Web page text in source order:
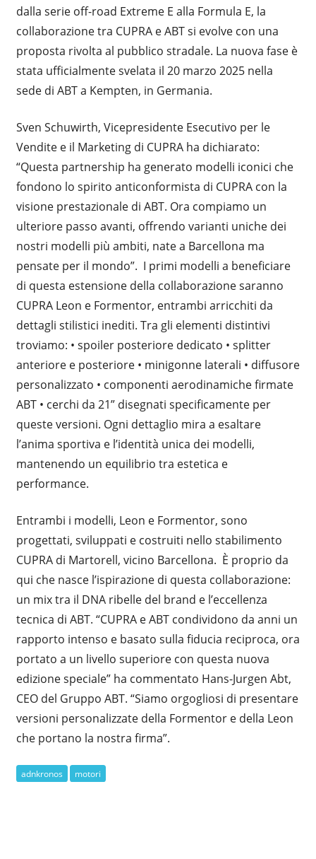
dalla serie off-road Extreme E alla Formula E, la
collaborazione tra CUPRA e ABT si evolve con una
proposta rivolta al pubblico stradale. La nuova fase è
stata ufficialmente svelata il 20 marzo 2025 nella
sede di ABT a Kempten, in Germania.
Sven Schuwirth, Vicepresidente Esecutivo per le
Vendite e il Marketing di CUPRA ha dichiarato:
“Questa partnership ha generato modelli iconici che
fondono lo spirito anticonformista di CUPRA con la
visione prestazionale di ABT. Ora compiamo un
ulteriore passo avanti, offrendo varianti uniche dei
nostri modelli più ambiti, nate a Barcellona ma
pensate per il mondo”. I primi modelli a beneficiare
di questa estensione della collaborazione saranno
CUPRA Leon e Formentor, entrambi arricchiti da
dettagli stilistici inediti. Tra gli elementi distintivi
troviamo: • spoiler posteriore dedicato • splitter
anteriore e posteriore • minigonne laterali • diffusore
personalizzato • componenti aerodinamiche firmate
ABT • cerchi da 21” disegnati specificamente per
queste versioni. Ogni dettaglio mira a esaltare
l’anima sportiva e l’identità unica dei modelli,
mantenendo un equilibrio tra estetica e
performance.
Entrambi i modelli, Leon e Formentor, sono
progettati, sviluppati e costruiti nello stabilimento
CUPRA di Martorell, vicino Barcellona. È proprio da
qui che nasce l’ispirazione di questa collaborazione:
un mix tra il DNA ribelle del brand e l’eccellenza
tecnica di ABT. “CUPRA e ABT condividono da anni un
rapporto intenso e basato sulla fiducia reciproca, ora
portato a un livello superiore con questa nuova
edizione speciale” ha commentato Hans-Jurgen Abt,
CEO del Gruppo ABT. “Siamo orgogliosi di presentare
versioni personalizzate della Formentor e della Leon
che portano la nostra firma”.
adnkronos motori